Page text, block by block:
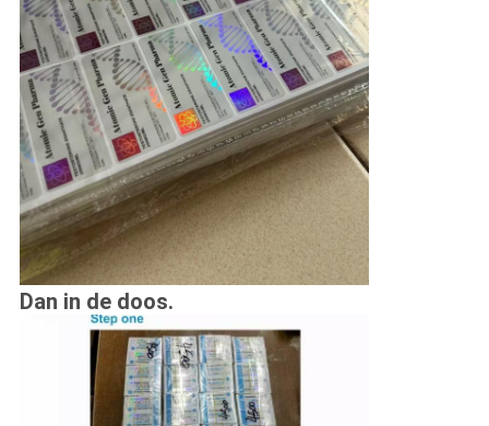
Dan in de doos.